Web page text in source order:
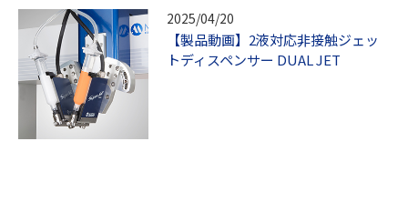
2025/04/20
【製品動画】2液対応非接触ジェッ
トディスペンサー DUAL JET